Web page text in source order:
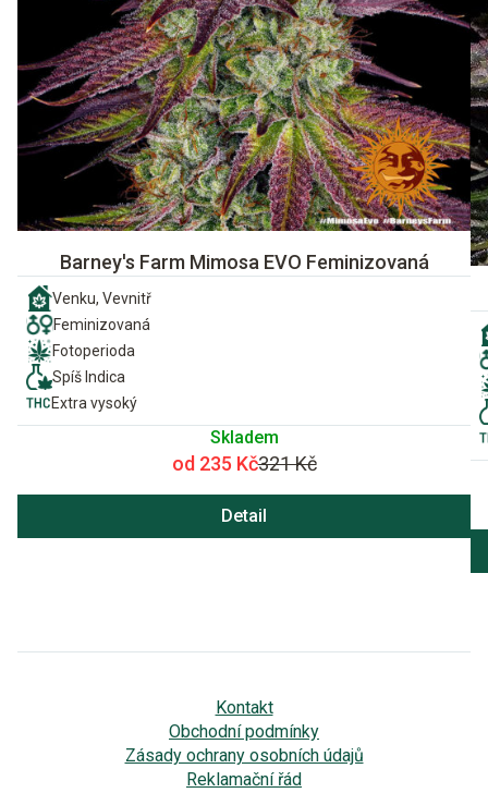
Barney's Farm Mimosa EVO Feminizovaná
Venku, Vevnitř
Feminizovaná
Fotoperioda
Spíš Indica
Extra vysoký
Skladem
od 235 Kč321 Kč
Detail
Kontakt
Obchodní podmínky
Zásady ochrany osobních údajů
Reklamační řád